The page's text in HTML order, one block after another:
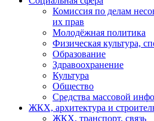
Комиссия по делам
их прав
Молодёжная политика
Физическая культура,
Образование
Здравоохранение
Культура
Общество
Средства массовой
ЖКХ, архитектура и
ЖКХ, транспорт, связь